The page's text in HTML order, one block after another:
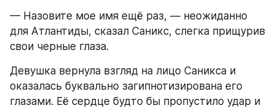
— Назовите мое имя ещё раз, — неожиданно
для Атлантиды, сказал Саникс, слегка прищурив
свои черные глаза.
Девушка вернула взгляд на лицо Саникса и
оказалась буквально загипнотизирована его
глазами. Её сердце будто бы пропустило удар и